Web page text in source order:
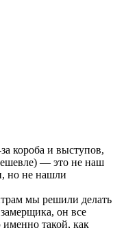
короба и выступов,
— это не наш
но не нашли
мы решили делать
он все
такой, как